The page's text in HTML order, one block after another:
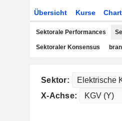
Übersicht Kurse
Sektorale Performances
Sektoraler Konsensus
Sektor:
X-Achse: